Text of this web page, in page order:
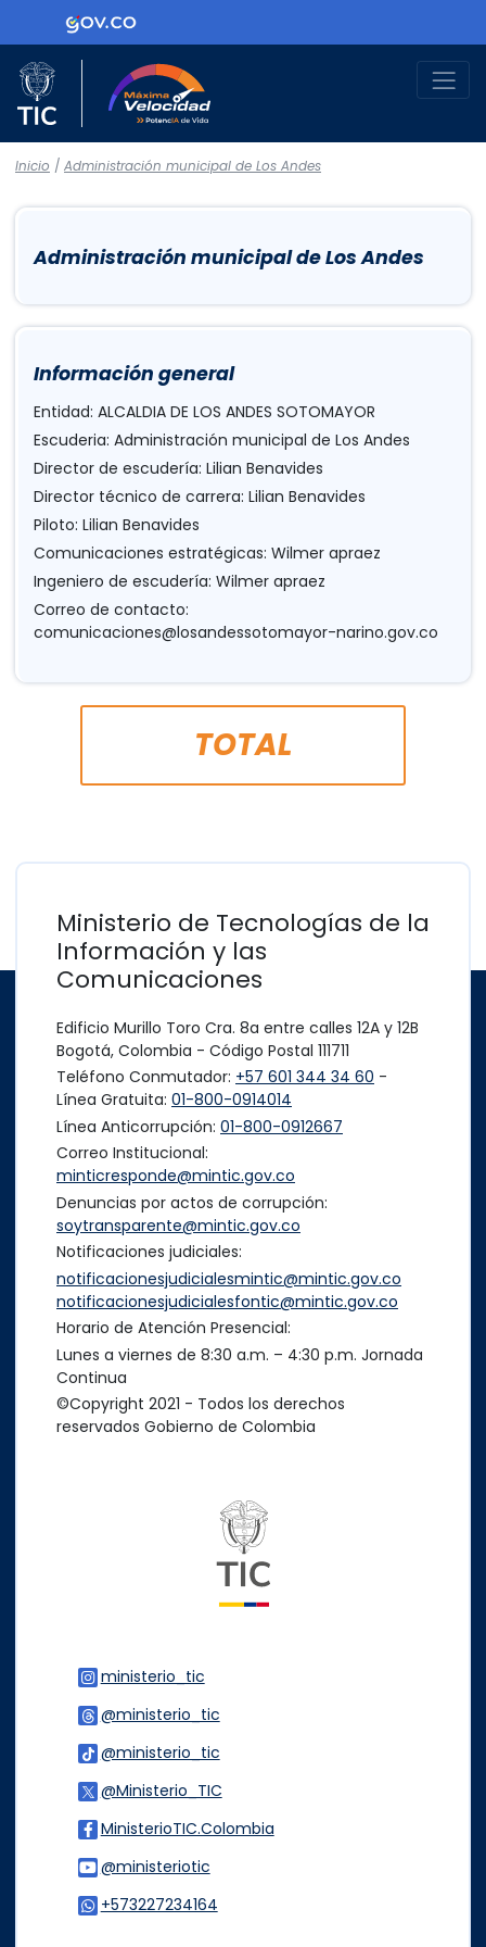
Logo Gobierno de Colombia
Logo del Ministerio TIC
Inicio / Administración municipal de Los Andes
Administración municipal de Los Andes
Información general
Entidad: ALCALDIA DE LOS ANDES SOTOMAYOR
Escuderia: Administración municipal de Los Andes
Director de escudería: Lilian Benavides
Director técnico de carrera: Lilian Benavides
Piloto: Lilian Benavides
Comunicaciones estratégicas: Wilmer apraez
Ingeniero de escudería: Wilmer apraez
Correo de contacto:
comunicaciones@losandessotomayor-narino.gov.co
TOTAL
Ministerio de Tecnologías de la
Información y las
Comunicaciones
Edificio Murillo Toro Cra. 8a entre calles 12A y 12B
Bogotá, Colombia - Código Postal 111711
Teléfono Conmutador: +57 601 344 34 60 -
Línea Gratuita: 01-800-0914014
Línea Anticorrupción: 01-800-0912667
Correo Institucional:
minticresponde@mintic.gov.co
Denuncias por actos de corrupción:
soytransparente@mintic.gov.co
Notificaciones judiciales:
notificacionesjudicialesmintic@mintic.gov.co
notificacionesjudicialesfontic@mintic.gov.co
Horario de Atención Presencial:
Lunes a viernes de 8:30 a.m. – 4:30 p.m. Jornada
Continua
©Copyright 2021 - Todos los derechos
reservados Gobierno de Colombia
ministerio_tic
@ministerio_tic
@ministerio_tic
@Ministerio_TIC
MinisterioTIC.Colombia
@ministeriotic
+573227234164